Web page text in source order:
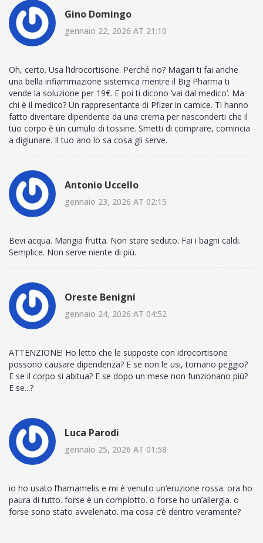
Gino Domingo
gennaio 22, 2026 AT 21:10
Oh, certo. Usa l’idrocortisone. Perché no? Magari ti fai anche
una bella infiammazione sistemica mentre il Big Pharma ti
vende la soluzione per 19€. E poi ti dicono ‘vai dal medico’. Ma
chi è il medico? Un rappresentante di Pfizer in camice. Ti hanno
fatto diventare dipendente da una crema per nasconderti che il
tuo corpo è un cumulo di tossine. Smetti di comprare, comincia
a digiunare. Il tuo ano lo sa cosa gli serve.
Antonio Uccello
gennaio 23, 2026 AT 02:15
Bevi acqua. Mangia frutta. Non stare seduto. Fai i bagni caldi.
Semplice. Non serve niente di più.
Oreste Benigni
gennaio 24, 2026 AT 04:52
ATTENZIONE! Ho letto che le supposte con idrocortisone
possono causare dipendenza? E se non le usi, tornano peggio?
E se il corpo si abitua? E se dopo un mese non funzionano più?
E se...?
Luca Parodi
gennaio 25, 2026 AT 01:58
io ho usato l’hamamelis e mi è venuto un’eruzione rossa. ora ho
paura di tutto. forse è un complotto. o forse ho un’allergia. o
forse sono stato avvelenato. ma cosa c’è dentro veramente?